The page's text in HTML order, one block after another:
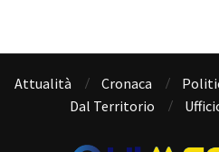
Attualità Cronaca
Dal Territorio